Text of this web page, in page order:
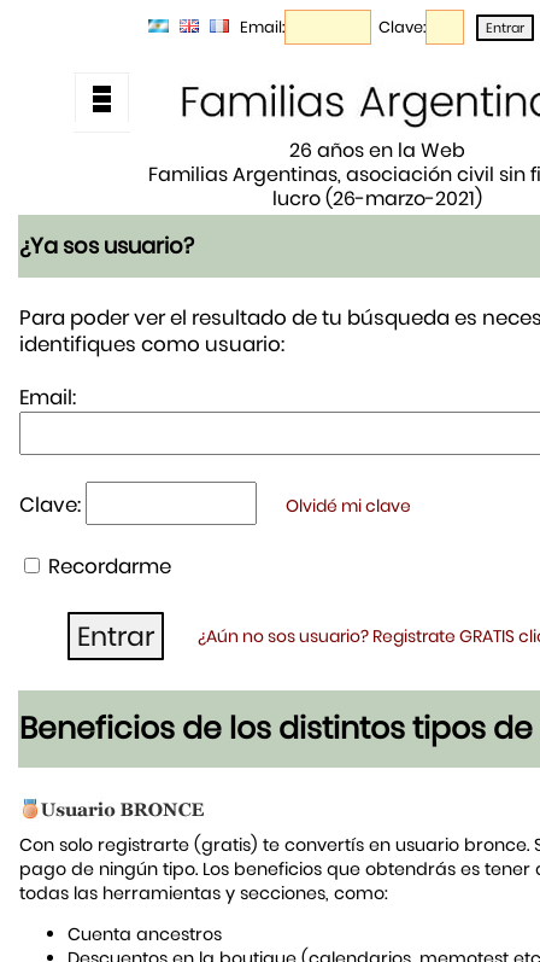
Email: Clave:
26 años en la Web
Familias Argentinas, asociación civil sin
lucro (26-marzo-2021)
¿Ya sos usuario?
Para poder ver el resultado de tu búsqueda es
identifiques como usuario:
Email:
Clave: Olvidé mi clave
Recordarme
¿Aún no sos usuario? Registrate GRATIS
Beneficios de los distintos tipos de
Con solo registrarte (gratis) te convertís en usuario bronce.
pago de ningún tipo. Los beneficios que obtendrás es tener
todas las herramientas y secciones, como:
Cuenta ancestros